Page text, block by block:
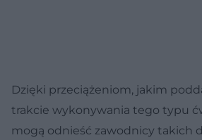
Dzięki przeciążeniom, jakim
trakcie wykonywania tego typu
mogą odnieść zawodnicy takich